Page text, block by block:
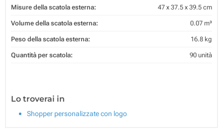
Misure della scatola esterna: 47 x 37.5 x 39.5 cm
Volume della scatola esterna: 0.07 m³
Peso della scatola esterna: 16.8 kg
Quantità per scatola: 90 unità
Lo troverai in
Shopper personalizzate con logo